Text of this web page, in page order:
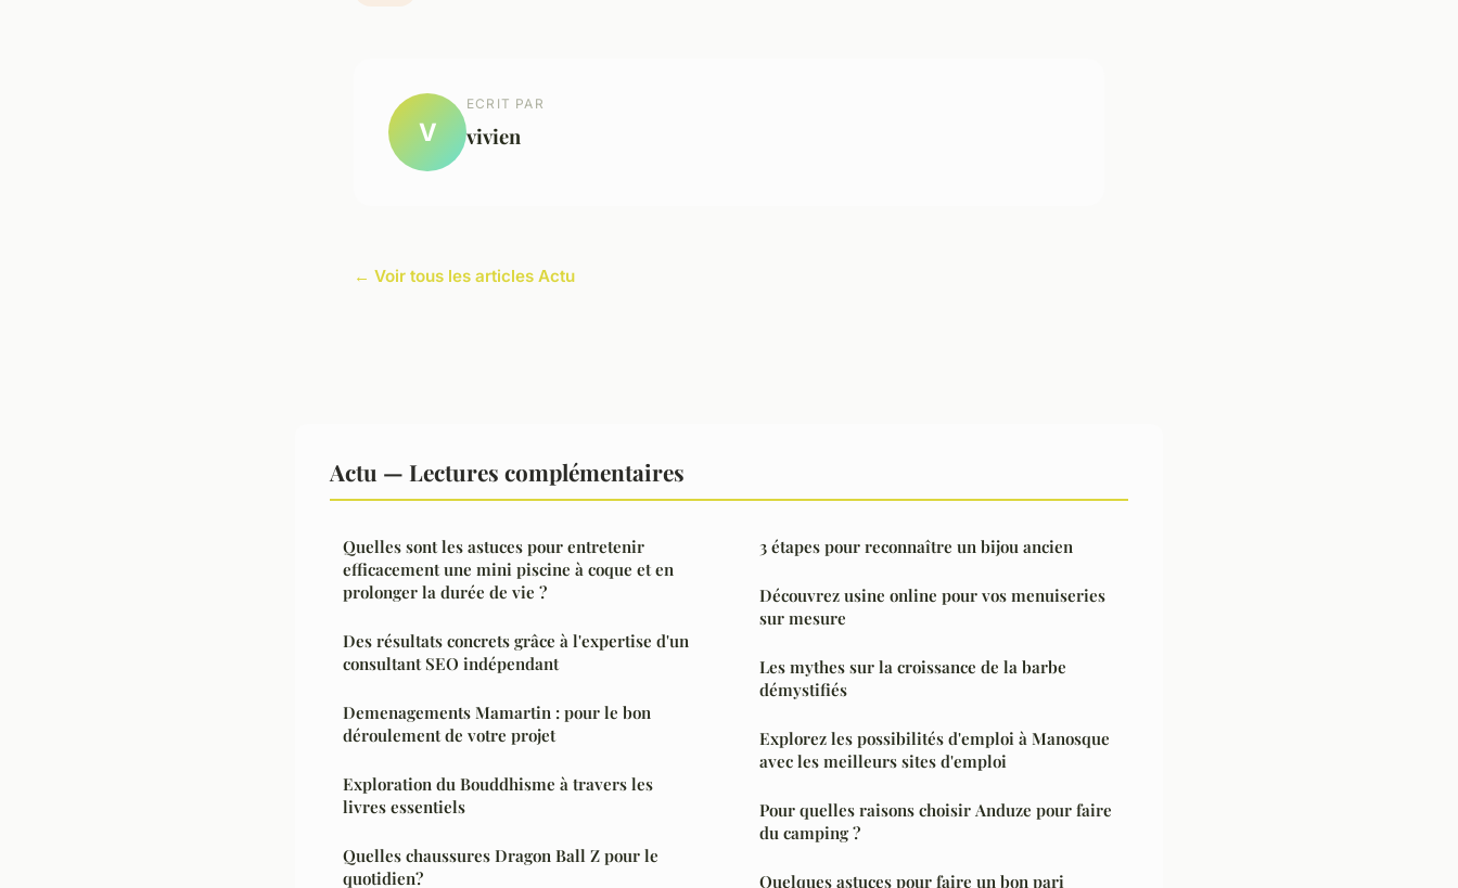
V
ECRIT PAR
vivien
← Voir tous les articles Actu
Actu — Lectures complémentaires
Quelles sont les astuces pour entretenir
efficacement une mini piscine à coque et en
prolonger la durée de vie ?
Des résultats concrets grâce à l'expertise d'un
consultant SEO indépendant
Demenagements Mamartin : pour le bon
déroulement de votre projet
Exploration du Bouddhisme à travers les
livres essentiels
Quelles chaussures Dragon Ball Z pour le
quotidien?
3 étapes pour reconnaître un bijou ancien
Découvrez usine online pour vos menuiseries
sur mesure
Les mythes sur la croissance de la barbe
démystifiés
Explorez les possibilités d'emploi à Manosque
avec les meilleurs sites d'emploi
Pour quelles raisons choisir Anduze pour faire
du camping ?
Quelques astuces pour faire un bon pari